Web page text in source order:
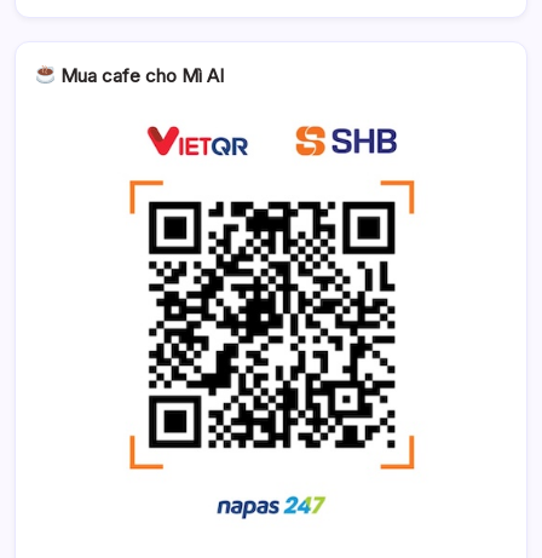
Mua cafe cho Mì AI